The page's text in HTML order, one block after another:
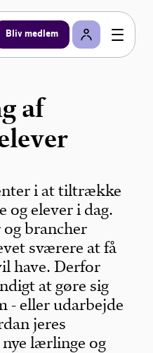
Bliv medlem
af
i at tiltrække
og elever i dag.
brancher
sværere at få
have. Derfor
at gøre sig
- eller udarbejde
jeres
lærlinge og